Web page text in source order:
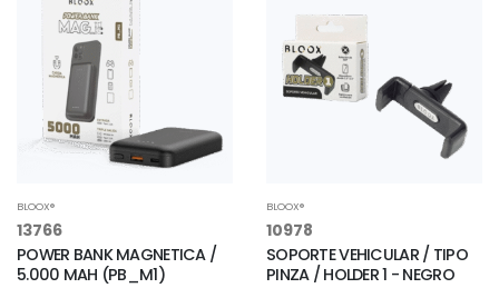
BLOOX®
13766
POWER BANK MAGNETICA /
5.000 MAH (PB_M1)
BLOOX®
10978
SOPORTE VEHICULAR / TIPO
PINZA / HOLDER 1 - NEGRO